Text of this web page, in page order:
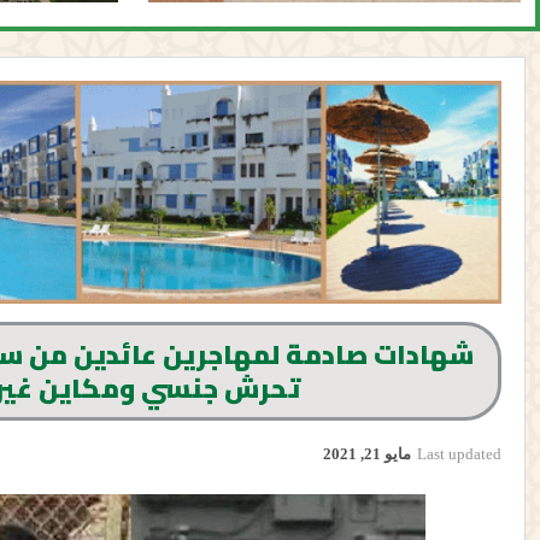
شهادات صادمة لمهاجرين عائدين من
تحرش جنسي ومكاين
Last updated مايو 21, 2021